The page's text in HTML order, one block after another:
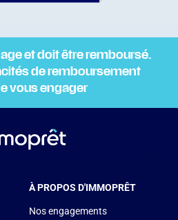
et doit être remboursé.
de remboursement
vous engager
À PROPOS D'IMMOPRÊT
Nos engagements